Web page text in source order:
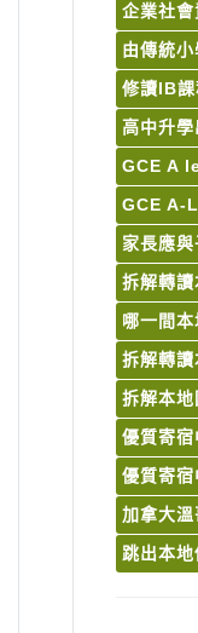
企業社
由傳統
修讀IB
高中升學
GCE A
GCE A-
家長應
拆解轉
哪一間
拆解轉
拆解本
優質寄
優質寄
加拿大
跳出本